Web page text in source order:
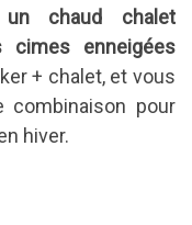
chaud chalet
cimes enneigées
+ chalet, et vous
combinaison pour
hiver.